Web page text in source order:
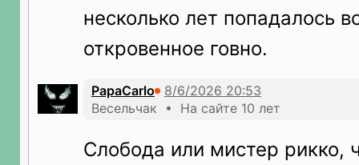
несколько лет попадалось
откровенное говно.
PapaCarlo
Весельчак • На сайте 10 лет
Слобода или мистер рикко,